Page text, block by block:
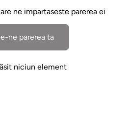
ne impartaseste parerea ei
ne parerea ta
niciun element